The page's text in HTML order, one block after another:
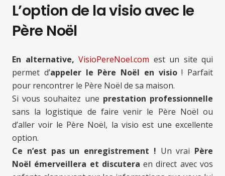
L’option de la visio avec le
Père Noël
En alternative, VisioPereNoel.com est un site qui
permet d’appeler le Père Noël en visio! Parfait
pour rencontrer le Père Noël de sa maison.
Si vous souhaitez une prestation professionnelle
sans la logistique de faire venir le Père Noël ou
d’aller voir le Père Noël, la visio est une excellente
option.
Ce n’est pas un enregistrement ! Un vrai Père
Noël émerveillera et discutera en direct avec vos